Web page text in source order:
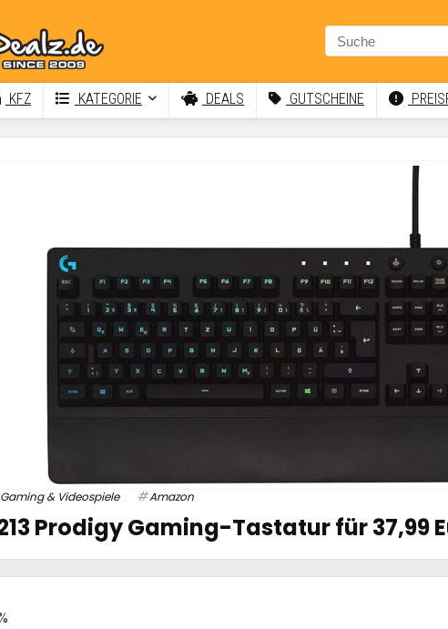
KFZ KATEGORIE DEALS GUTSCHEINE
Gaming & Videospiele Amazon
Prodigy Gaming-Tastatur für 37,99